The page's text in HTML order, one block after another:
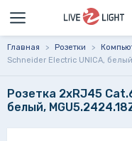
Главная > Розетки >
Schneider Electric UNICA, белый
Розетка 2xRJ45
белый,